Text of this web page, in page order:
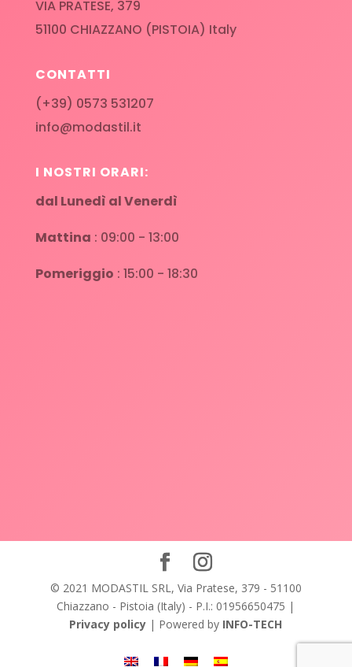
VIA PRATESE, 379
51100 CHIAZZANO (PISTOIA) Italy
CONTATTI
(+39) 0573 531207
info@modastil.it
I NOSTRI ORARI:
dal Lunedì al Venerdì
Mattina : 09:00 - 13:00
Pomeriggio : 15:00 - 18:30
© 2021 MODASTIL SRL, Via Pratese, 379 - 51100
Chiazzano - Pistoia (Italy) - P.I.: 01956650475 |
Privacy policy | Powered by INFO-TECH